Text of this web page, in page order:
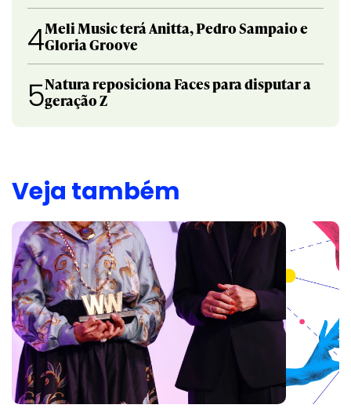
4Meli Music terá Anitta, Pedro Sampaio e
Gloria Groove
5Natura reposiciona Faces para disputar a
geração Z
Veja também